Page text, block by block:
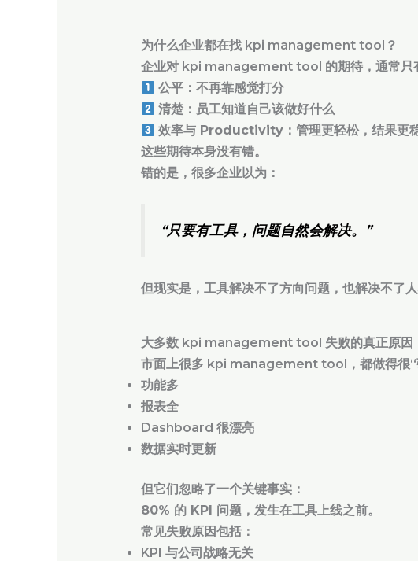
为什么企业都在找 kpi management tool？
企业对 kpi management tool 的期待，通常只
公平：不再靠感觉打分
清楚：员工知道自己该做好什么
效率与 Productivity：管理更轻松，结果更
这些期待本身没有错。
错的是，很多企业以为：
“只要有工具，问题自然会解决。”
但现实是， 工具解决不了方向问题，也解决不了人
大多数 kpi management tool 失败的真正原因
市面上很多 kpi management tool，都做得很“
功能多
报表全
Dashboard 很漂亮
数据实时更新
但它们忽略了一个关键事实：
80% 的 KPI 问题，发生在工具上线之前。
常见失败原因包括：
KPI 与公司战略无关